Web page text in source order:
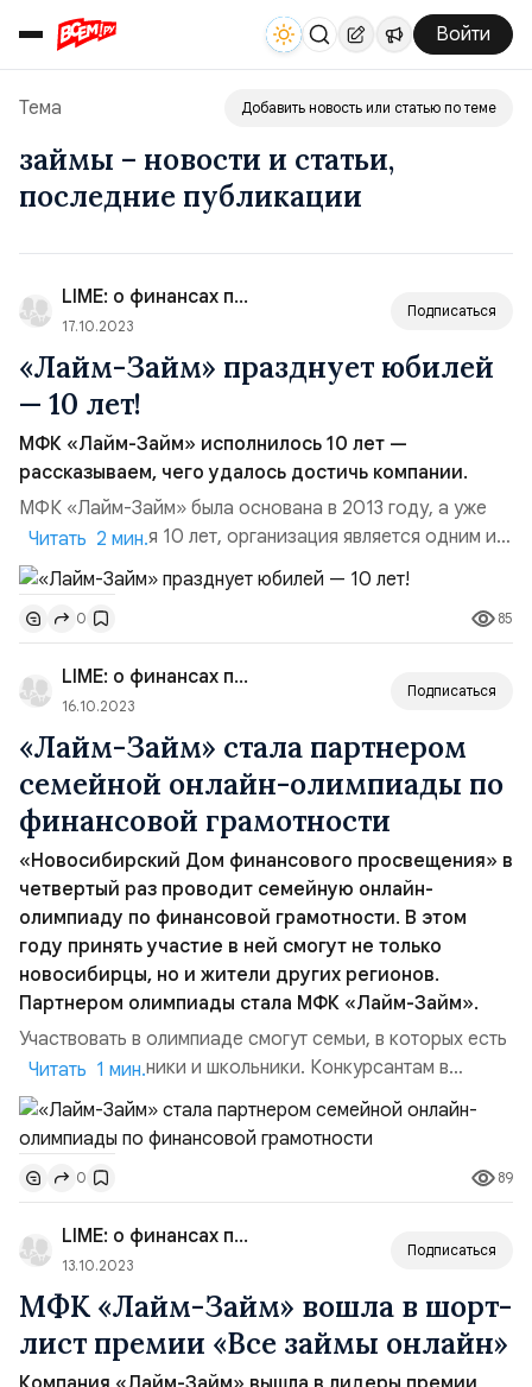
Войти
Тема Добавить новость или статью по теме
займы – новости и статьи,
последние публикации
LIME: о финансах просто
17.10.2023
Подписаться
«Лайм-Займ» празднует юбилей
— 10 лет!
МФК «Лайм-Займ» исполнилось 10 лет —
рассказываем, чего удалось достичь компании.
МФК «Лайм-Займ» была основана в 2013 году, а уже
сегодня, спустя 10 лет, организация является одним из
лидеров микрофинансового рынка России. Из года в
год компания показывает высокую степень
адаптируемости к внешним событиям и
высокотехнологичности: совершенствует собственную
IT-инфраструктуру, усиливает автоматизацию бизнес-
процессов, быстро...
Читать 2 мин.
0 85
LIME: о финансах просто
16.10.2023
Подписаться
«Лайм-Займ» стала партнером
семейной онлайн-олимпиады по
финансовой грамотности
«Новосибирский Дом финансового просвещения» в
четвертый раз проводит семейную онлайн-
олимпиаду по финансовой грамотности. В этом
году принять участие в ней смогут не только
новосибирцы, но и жители других регионов.
Партнером олимпиады стала МФК «Лайм-Займ».
Участвовать в олимпиаде смогут семьи, в которых есть
дети-дошкольники и школьники. Конкурсантам в
зависимости от возраста предлагают снять видео,
сделать кроссворд, нарисовать плакат по
финграмотности, придумать комикс или инфографику
про финансовый лайфхак. Минимальный состав
команды для олимпиады — один взрослый и один
ребёнок, при этом ребёнок д...
Читать 1 мин.
0 89
LIME: о финансах просто
13.10.2023
Подписаться
МФК «Лайм-Займ» вошла в шорт-
лист премии «Все займы онлайн»